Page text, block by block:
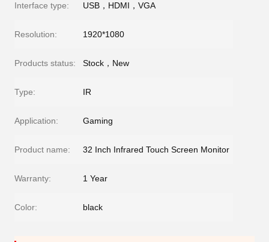
Interface type: USB，HDMI，VGA
Resolution: 1920*1080
Products status: Stock，New
Type: IR
Application: Gaming
Product name: 32 Inch Infrared Touch Screen Monitor
Warranty: 1 Year
Color: black